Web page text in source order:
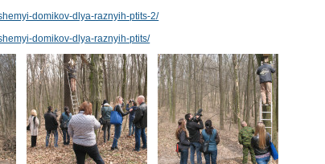
domikov-dlya-raznyih-ptits-2/
domikov-dlya-raznyih-ptits/